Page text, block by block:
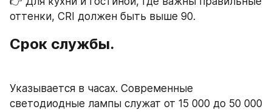
оттенки, CRI должен быть выше 90.
Срок службы.
Указывается в часах. Современные
светодиодные лампы служат от 15 000 до 50 000